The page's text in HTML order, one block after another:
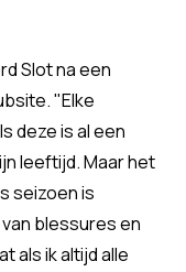
Slot na een
"Elke
deze is al een
leeftijd. Maar het
seizoen is
blessures en
als ik altijd alle